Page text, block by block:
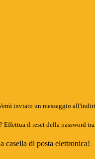
inviato un messaggio
Effettua il reset della password
casella di posta elettronica!